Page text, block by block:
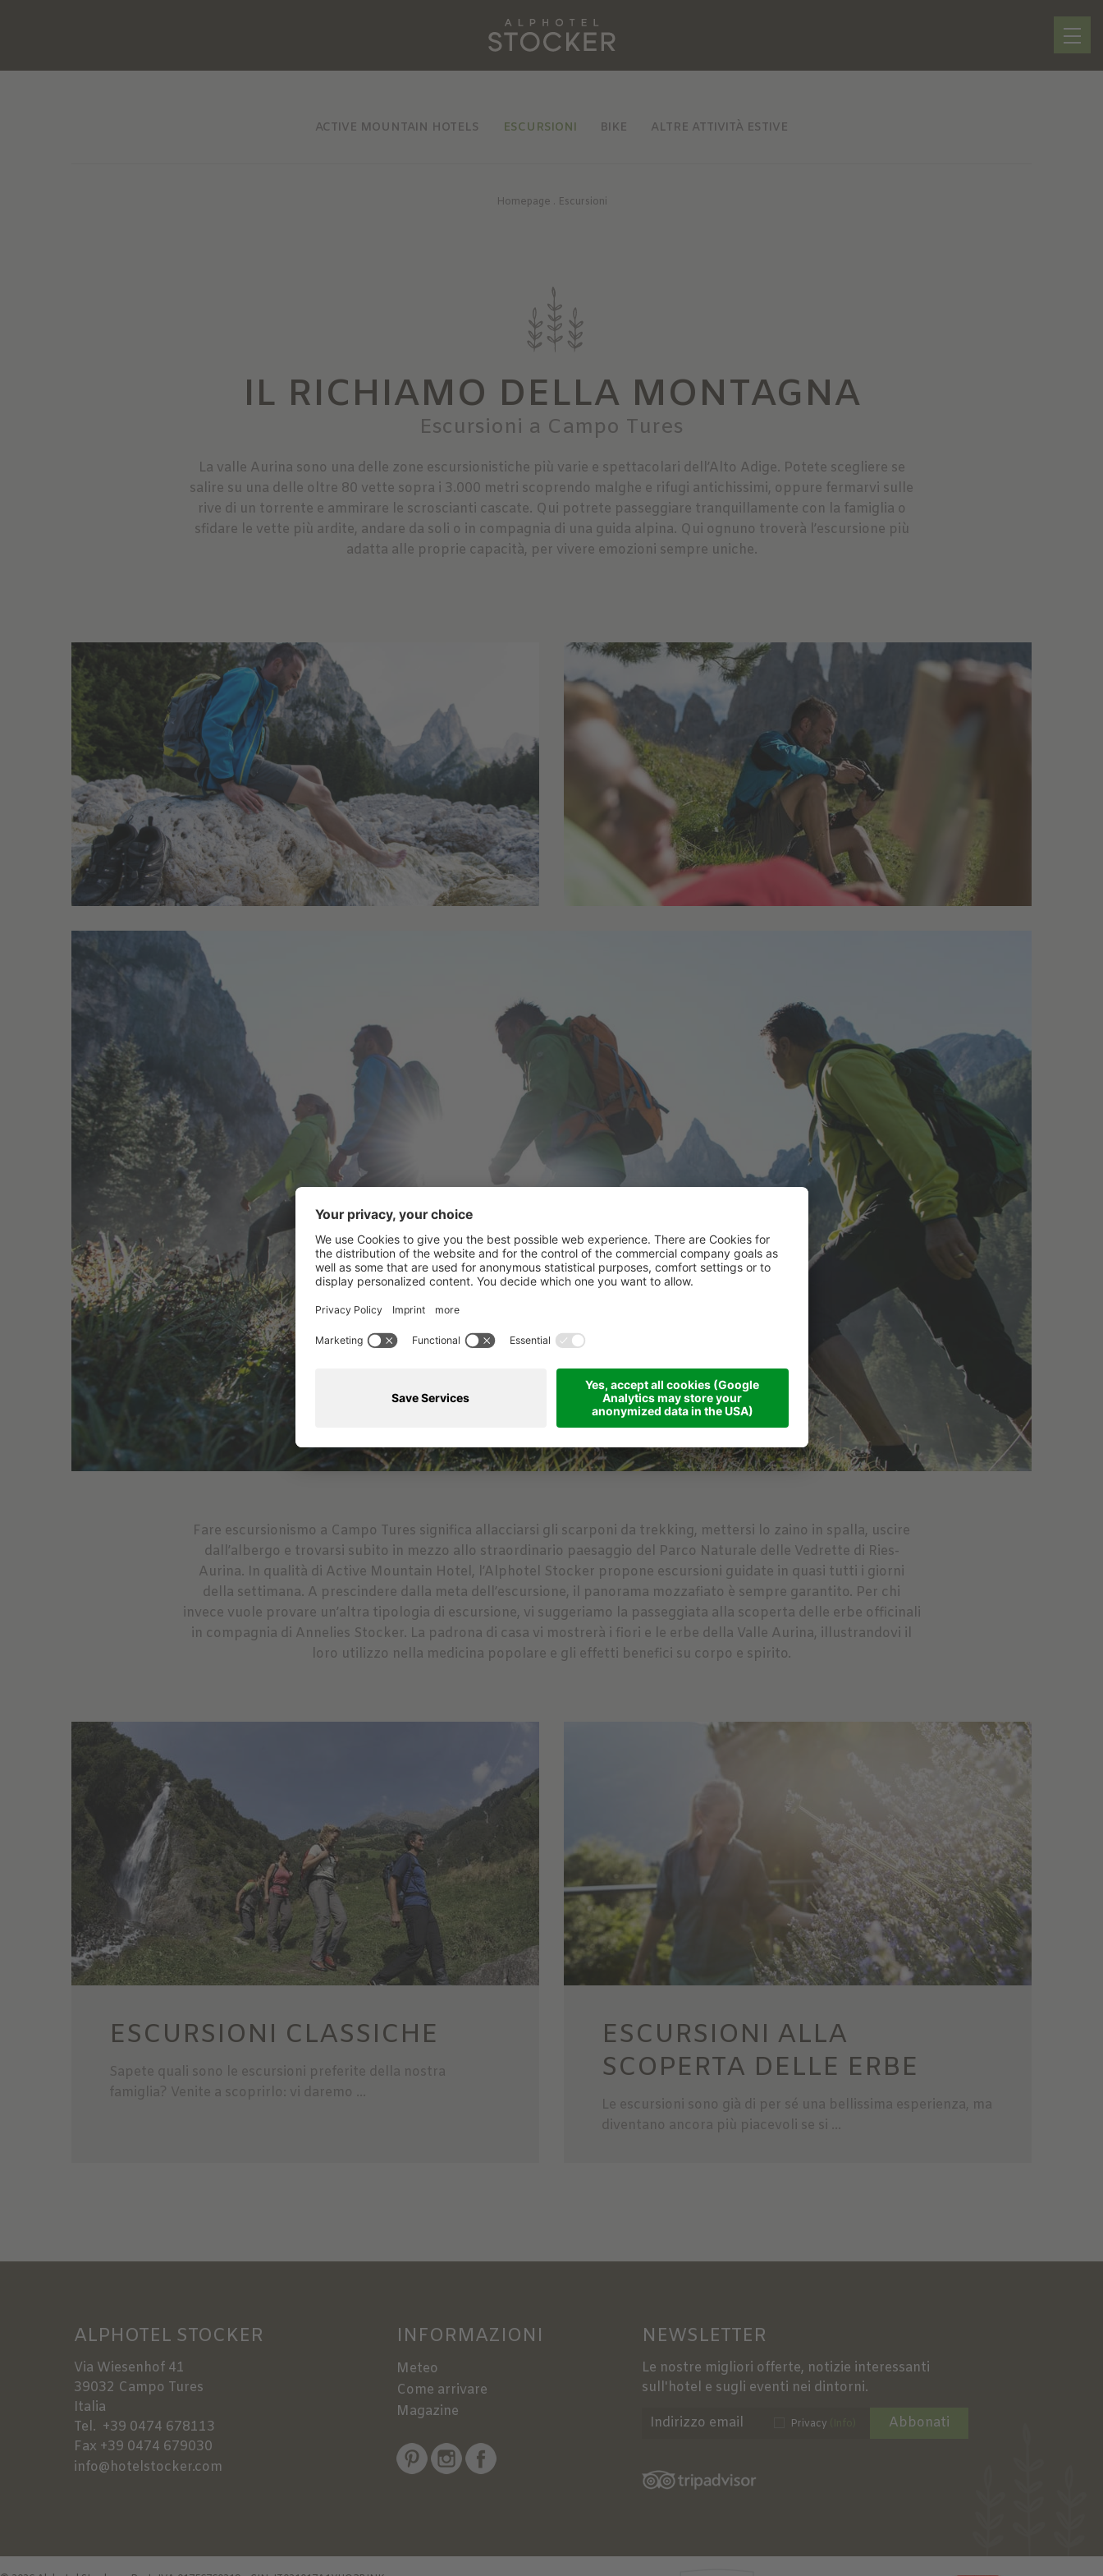
ACTIVE MOUNTAIN HOTELS ESCURSIONI BIKE ALTRE ATTIVITÀ ESTIVE
Homepage . Escursioni
IL RICHIAMO DELLA MONTAGNA
Escursioni a Campo Tures
La valle Aurina sono una delle zone escursionistiche più varie e spettacolari dell’Alto Adige. Potete scegliere se
salire su una delle oltre 80 vette sopra i 3.000 metri scoprendo malghe e rifugi antichissimi, oppure fermarvi sulle
rive di un torrente e ammirare le scroscianti cascate. Qui potrete passeggiare tranquillamente con la famiglia o
sfidare le vette più ardite, andare da soli o in compagnia di una guida alpina. Qui ognuno troverà l’escursione più
adatta alle proprie capacità, per vivere emozioni sempre uniche.
Fare escursionismo a Campo Tures significa allacciarsi gli scarponi da trekking, mettersi lo zaino in spalla, uscire
dall’albergo e trovarsi subito in mezzo allo straordinario paesaggio del Parco Naturale delle Vedrette di Ries-
Aurina. In qualità di Active Mountain Hotel, l’Alphotel Stocker propone escursioni guidate in quasi tutti i giorni
della settimana. A prescindere dalla meta dell’escursione, il panorama mozzafiato è sempre garantito. Per chi
invece vuole provare un’altra tipologia di escursione, vi suggeriamo la passeggiata alla scoperta delle erbe officinali
in compagnia di Annelies Stocker. La padrona di casa vi mostrerà i fiori e le erbe della Valle Aurina, illustrandovi il
loro utilizzo nella medicina popolare e gli effetti benefici su corpo e spirito.
ESCURSIONI CLASSICHE
Sapete quali sono le escursioni preferite della nostra
famiglia? Venite a scoprirlo: vi daremo ...
ESCURSIONI ALLA
SCOPERTA DELLE ERBE
Le escursioni sono già di per sé una bellissima esperienza, ma
diventano ancora più piacevoli se si ...
ALPHOTEL STOCKER
Via Wiesenhof 41
39032 Campo Tures
Italia
Tel. +39 0474 678113
Fax +39 0474 679030
info@hotelstocker.com
INFORMAZIONI
Meteo
Come arrivare
Magazine
NEWSLETTER
Le nostre migliori offerte, notizie interessanti
sull'hotel e sugli eventi nei dintorni.
Privacy Abbonati